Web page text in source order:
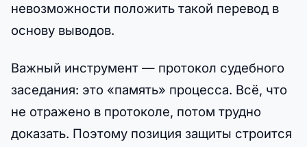
невозможности положить такой перевод в
основу выводов.
Важный инструмент — протокол судебного
заседания: это «память» процесса. Всё, что
не отражено в протоколе, потом трудно
доказать. Поэтому позиция защиты строится